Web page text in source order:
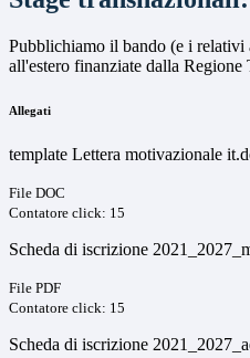
Pubblichiamo il bando (e i
all'estero finanziate dalla Regione
Allegati
template Lettera motivazionale
File DOC
Contatore click: 15
Scheda di iscrizione
File PDF
Contatore click: 15
Scheda di iscrizione